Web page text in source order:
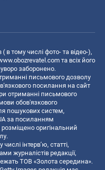
в тому числі фото- та відео-),
та всіх його
заборонено.
письмового дозволу
посилання на сайт
отриманні письмового
обов'язкового
пошукових систем,
за посиланням
розміщено оригінальний
інтерв’ю, статті,
журналістів редакції,
ТОВ «Золота середина».